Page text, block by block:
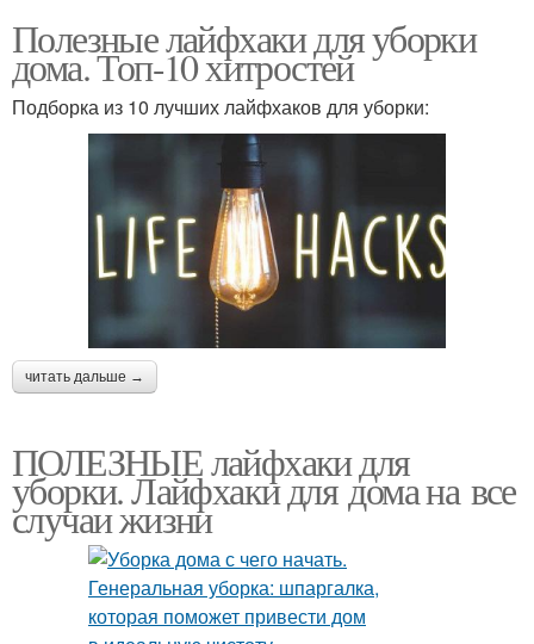
Полезные лайфхаки для уборки
дома. Топ-10 хитростей
Подборка из 10 лучших лайфхаков для уборки:
читать дальше →
ПОЛЕЗНЫЕ лайфхаки для
уборки. Лайфхаки для дома на все
случаи жизни